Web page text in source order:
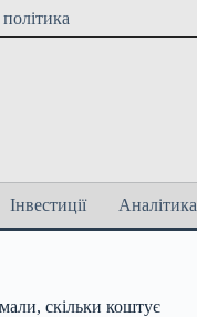
Інвестиції Аналітика
скільки коштує